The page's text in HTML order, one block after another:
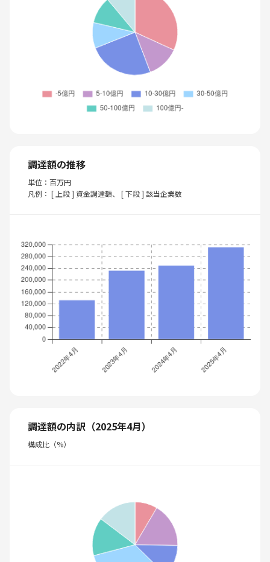
調達額の推移
単位：百万円
凡例： [ 上段 ] 資金調達額、 [ 下段 ] 該当企業数
調達額の内訳（2025年4月）
構成比（%）